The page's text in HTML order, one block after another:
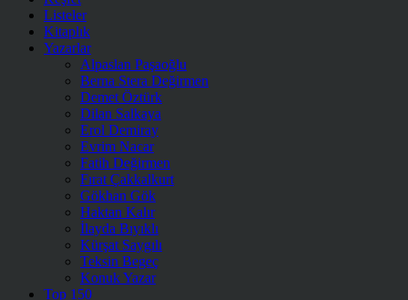
Listeler
Kitaplık
Yazarlar
Alpaslan Paşaoğlu
Berna Stera Değirmen
Demet Öztürk
Dilan Salkaya
Erol Demiray
Evrim Nacar
Fatih Değirmen
Fırat Çakkalkurt
Gökhan Gök
Haktan Kalır
İlayda Bıyıklı
Kürşat Saygılı
Teksin Begeç
Konuk Yazar
Top 150